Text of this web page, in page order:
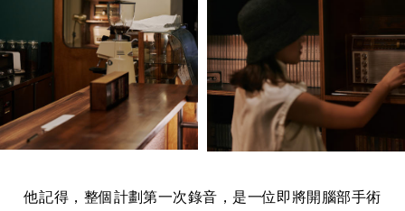
他記得，整個計劃第一次錄音，是一位即將開腦部手術